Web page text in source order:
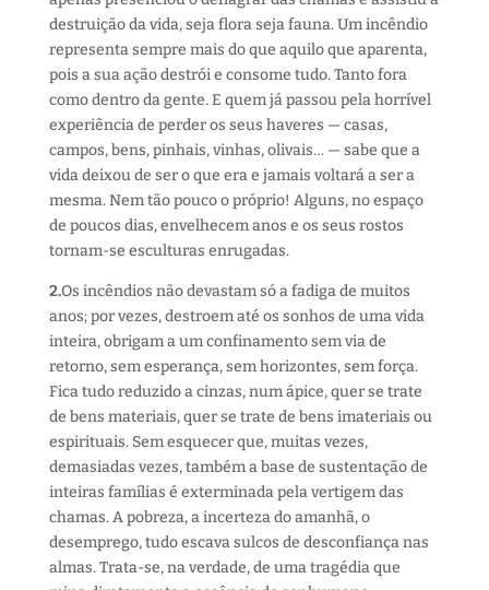
destruição da vida, seja flora seja fauna. Um incêndio
representa sempre mais do que aquilo que aparenta,
pois a sua ação destrói e consome tudo. Tanto fora
como dentro da gente. E quem já passou pela horrível
experiência de perder os seus haveres — casas,
campos, bens, pinhais, vinhas, olivais… — sabe que a
vida deixou de ser o que era e jamais voltará a ser a
mesma. Nem tão pouco o próprio! Alguns, no espaço
de poucos dias, envelhecem anos e os seus rostos
tornam-se esculturas enrugadas.
2.Os incêndios não devastam só a fadiga de muitos
anos; por vezes, destroem até os sonhos de uma vida
inteira, obrigam a um confinamento sem via de
retorno, sem esperança, sem horizontes, sem força.
Fica tudo reduzido a cinzas, num ápice, quer se trate
de bens materiais, quer se trate de bens imateriais ou
espirituais. Sem esquecer que, muitas vezes,
demasiadas vezes, também a base de sustentação de
inteiras famílias é exterminada pela vertigem das
chamas. A pobreza, a incerteza do amanhã, o
desemprego, tudo escava sulcos de desconfiança nas
almas. Trata-se, na verdade, de uma tragédia que